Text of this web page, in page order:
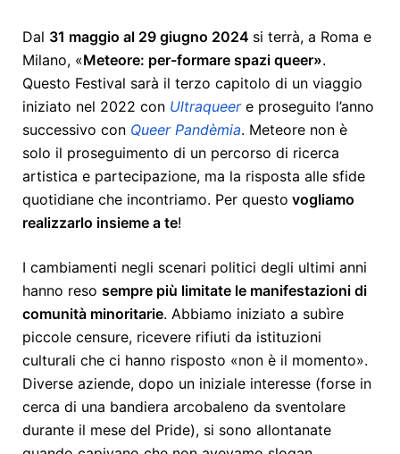
Dal 31 maggio al 29 giugno 2024 si terrà, a Roma e
Milano, «Meteore: per-formare spazi queer».
Questo Festival sarà il terzo capitolo di un viaggio
iniziato nel 2022 con Ultraqueere proseguito l’anno
successivo con Queer Pandèmia. Meteore non è
solo il proseguimento di un percorso di ricerca
artistica e partecipazione, ma la risposta alle sfide
quotidiane che incontriamo. Per questo vogliamo
realizzarlo insieme a te!
I cambiamenti negli scenari politici degli ultimi anni
hanno reso sempre più limitate le manifestazioni di
comunità minoritarie. Abbiamo iniziato a subìre
piccole censure, ricevere rifiuti da istituzioni
culturali che ci hanno risposto «non è il momento».
Diverse aziende, dopo un iniziale interesse (forse in
cerca di una bandiera arcobaleno da sventolare
durante il mese del Pride), si sono allontanate